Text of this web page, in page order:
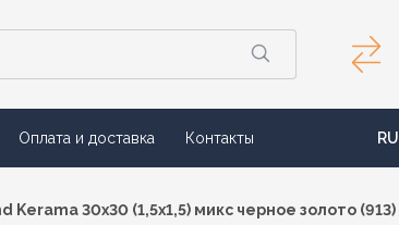
Оплата и доставка
Контакты
UA
RU
Kerama 30х30 (1,5х1,5) микс черное золото (913)